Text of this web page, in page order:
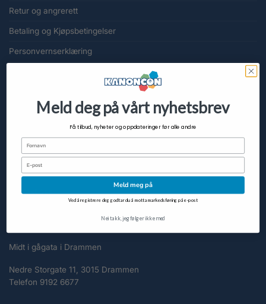
Retur og angrerett
Betaling og Kjøpsbetingelser
Personvernserklæring
Om KanonCon
Kontakt oss
Midt i gågata i Drammen
Nedre Storgate 11, 3015 Drammen
Telefon 9192 6677
Meld deg på vårt nyhetsbrev
Få tilbud, nyheter og oppdateringer før alle andre
Fornavn
Email
Meld meg på
Ved å registrere deg godtar du å motta markedsføring på e-post
Nei takk, jeg følger ikke med